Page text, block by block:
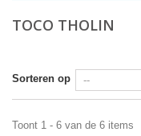
TOCO THOLIN
Sorteren op
Toont 1 - 6 van de 6 items